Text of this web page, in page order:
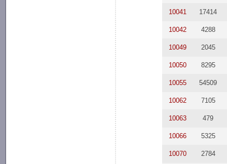
10041 17414
10042 4288
10049 2045
10050 8295
10055 54509
10062 7105
10063 479
10066 5325
10070 2784